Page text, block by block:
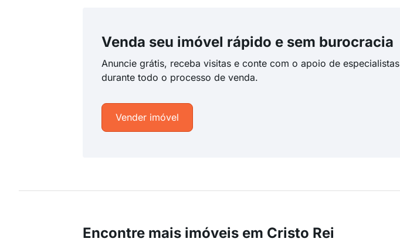
Venda seu imóvel rápido e sem burocracia
Anuncie grátis, receba visitas e conte com o apoio de especialistas
durante todo o processo de venda.
Vender imóvel
Encontre mais imóveis em Cristo Rei